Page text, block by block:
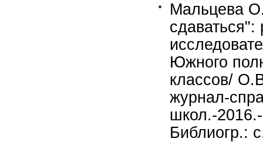
Мальцева
сдаваться":
Южного
классов/
журнал-
школ.-
Библиогр.: